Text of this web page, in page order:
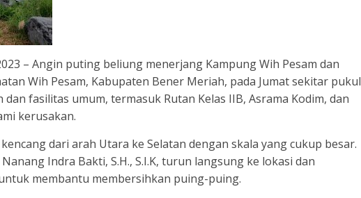
– Angin puting beliung menerjang Kampung Wih Pesam dan
Wih Pesam, Kabupaten Bener Meriah, pada Jumat sekitar pukul
dan fasilitas umum, termasuk Rutan Kelas IIB, Asrama Kodim, dan
kerusakan.
dari arah Utara ke Selatan dengan skala yang cukup besar.
Indra Bakti, S.H., S.I.K, turun langsung ke lokasi dan
membantu membersihkan puing-puing.